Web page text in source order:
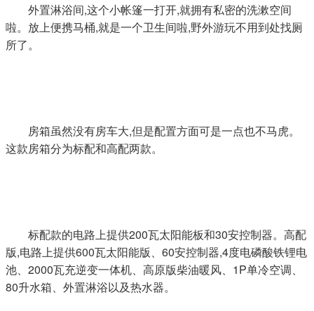
外置淋浴间,这个小帐篷一打开,就拥有私密的洗漱空间
啦。放上便携马桶,就是一个卫生间啦,野外游玩不用到处找厕
所了。
房箱虽然没有房车大,但是配置方面可是一点也不马虎。
这款房箱分为标配和高配两款。
标配款的电路上提供200瓦太阳能板和30安控制器。高配
版,电路上提供600瓦太阳能版、60安控制器,4度电磷酸铁锂电
池、2000瓦充逆变一体机、高原版柴油暖风、1P单冷空调、
80升水箱、外置淋浴以及热水器。